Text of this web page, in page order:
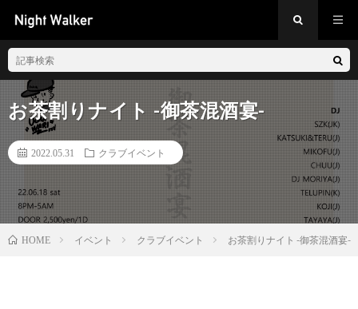
お茶割りナイト -御茶混酒宴-
2022.05.31 クラブイベント
HOME イベント クラブイベント お茶割りナイト -御茶混酒宴-